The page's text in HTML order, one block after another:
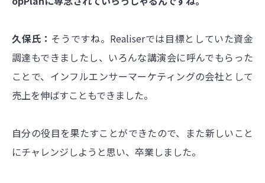
久保氏： そうですね。Realiserでは目標としていた資金
調達もできましたし、いろんな講演会に呼んでもらった
ことで、インフルエンサーマーケティングの会社として
売上を伸ばすこともできました。
自分の役目を果たすことができたので、また新しいこと
にチャレンジしようと思い、卒業しました。